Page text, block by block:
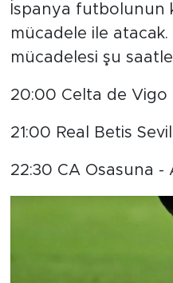
İspanya futbolunun
mücadele ile
mücadelesi şu
20:00 Celta de Vigo
21:00 Real Betis
22:30 CA Osasuna -